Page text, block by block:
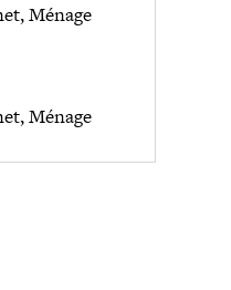
Ménage
Ménage